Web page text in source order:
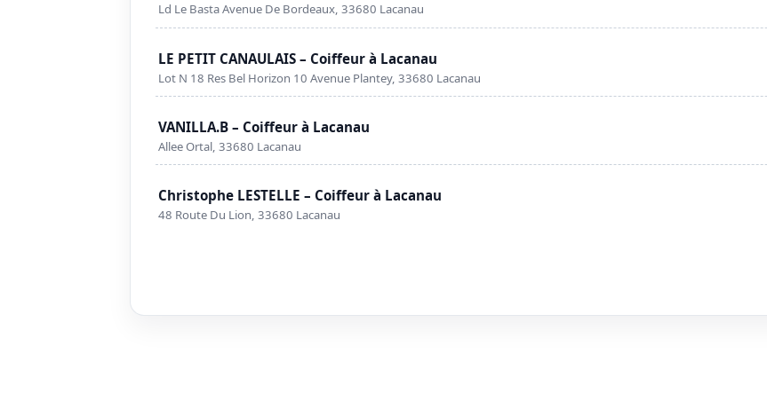
Ld Le Basta Avenue De Bordeaux, 33680 Lacanau
LE PETIT CANAULAIS – Coiffeur à Lacanau
Lot N 18 Res Bel Horizon 10 Avenue Plantey, 33680 Lacanau
VANILLA.B – Coiffeur à Lacanau
Allee Ortal, 33680 Lacanau
Christophe LESTELLE – Coiffeur à Lacanau
48 Route Du Lion, 33680 Lacanau